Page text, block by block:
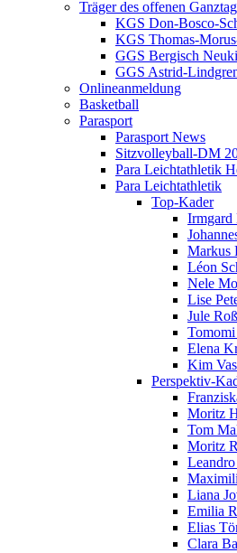
Träger des offenen
KGS Don-Bosco-
KGS Thomas-
GGS Bergisch
GGS Astrid-
Onlineanmeldung
Basketball
Parasport
Parasport News
Sitzvolleyball-DM
Para Leichtathletik
Para Leichtathletik
Top-Kader
Irmgard
Markus
Léon
Nele
Lise
Jule Roß
Elena
Kim
Perspektiv-
Moritz
Tom
Moritz
Liana
Emilia
Elias
Clara